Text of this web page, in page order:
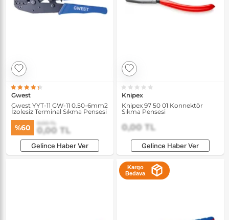
Gwest
Gwest YYT-11 GW-11 0.50-6mm2
İzolesiz Terminal Sıkma Pensesi
%60 0,00 TL
0,00 TL
Gelince Haber Ver
Knipex
Knipex 97 50 01 Konnektör
Sıkma Pensesi
0,00 TL
Gelince Haber Ver
Kargo
Bedava